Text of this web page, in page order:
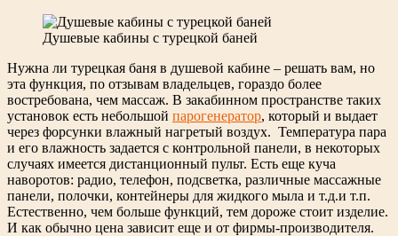
Душевые кабины с турецкой баней
Нужна ли турецкая баня в душевой кабине – решать вам, но
эта функция, по отзывам владельцев, гораздо более
востребована, чем массаж. В закабинном пространстве таких
установок есть небольшой парогенератор, который и выдает
через форсунки влажный нагретый воздух. Температура пара
и его влажность задается с контрольной панели, в некоторых
случаях имеется дистанционный пульт. Есть еще куча
наворотов: радио, телефон, подсветка, различные массажные
панели, полочки, контейнеры для жидкого мыла и т.д.и т.п.
Естественно, чем больше функций, тем дороже стоит изделие.
И как обычно цена зависит еще и от фирмы-производителя.